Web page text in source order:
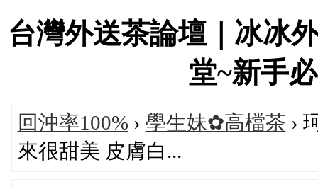
台灣外送茶論壇｜冰冰
堂~新手
回沖率100%› 學生妹✿高檔茶 ›
來很甜美 皮膚白...